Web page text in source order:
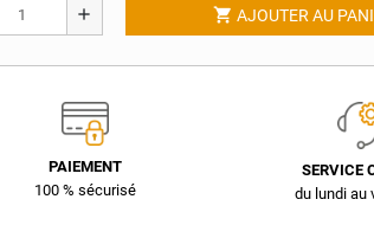
add shopping_cart AJOUTER AU
PAIEMENT
100 % sécurisé
SERVICE
du lundi au